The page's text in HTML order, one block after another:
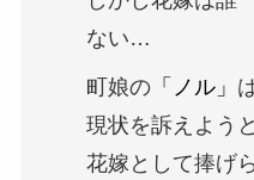
ない…
町娘の「ノル」
現状を訴えよう
花嫁として捧げ